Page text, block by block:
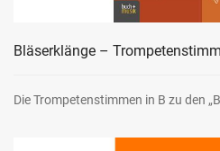
Bläserklänge –
Die Trompetenstimmen in B zu den